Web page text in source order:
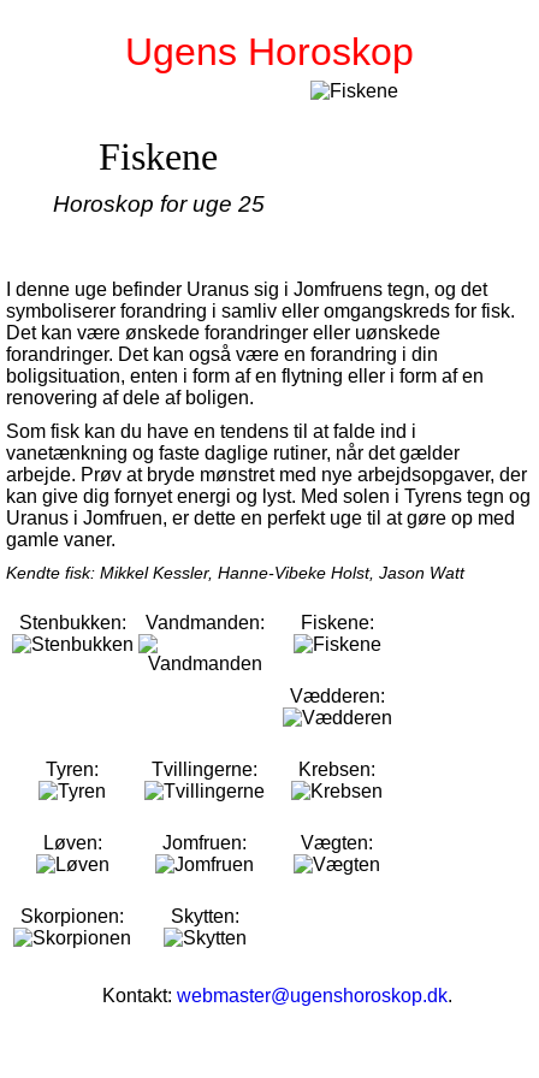
Ugens Horoskop
Fiskene
Horoskop for uge 25
I denne uge befinder Uranus sig i Jomfruens tegn, og det
symboliserer forandring i samliv eller omgangskreds for fisk.
Det kan være ønskede forandringer eller uønskede
forandringer. Det kan også være en forandring i din
boligsituation, enten i form af en flytning eller i form af en
renovering af dele af boligen.
Som fisk kan du have en tendens til at falde ind i
vanetænkning og faste daglige rutiner, når det gælder
arbejde. Prøv at bryde mønstret med nye arbejdsopgaver, der
kan give dig fornyet energi og lyst. Med solen i Tyrens tegn og
Uranus i Jomfruen, er dette en perfekt uge til at gøre op med
gamle vaner.
Kendte fisk: Mikkel Kessler, Hanne-Vibeke Holst, Jason Watt
Stenbukken: Vandmanden: Fiskene:
Vædderen:
Tyren: Tvillingerne: Krebsen:
Løven: Jomfruen: Vægten:
Skorpionen: Skytten:
Kontakt: webmaster@ugenshoroskop.dk.